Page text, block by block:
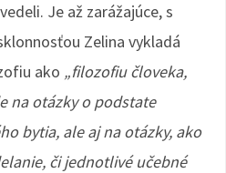
Je až zarážajúce, s
Zelina vykladá
ako „filozofiu človeka,
na otázky o podstate
bytia, ale aj na otázky, ako
či jednotlivé učebné